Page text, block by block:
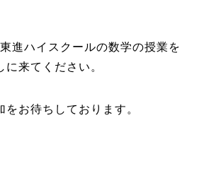
進ハイスクールの数学の授業を
に来てください。
をお待ちしております。